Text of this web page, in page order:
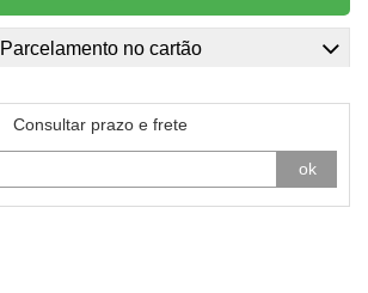
Parcelamento no cartão
Consultar prazo e frete
ok